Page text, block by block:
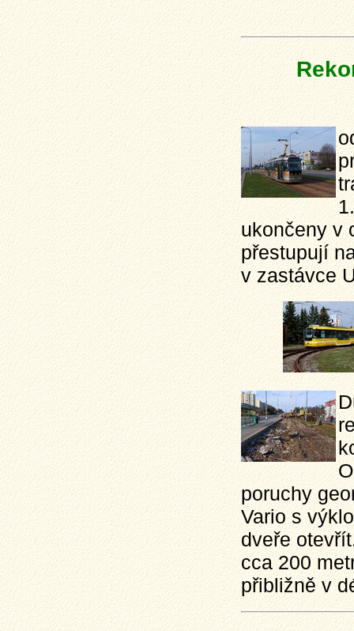
ukončeny v
přestupují
v zastávce
poruchy
Vario s
dveře
cca 200
přibližně v